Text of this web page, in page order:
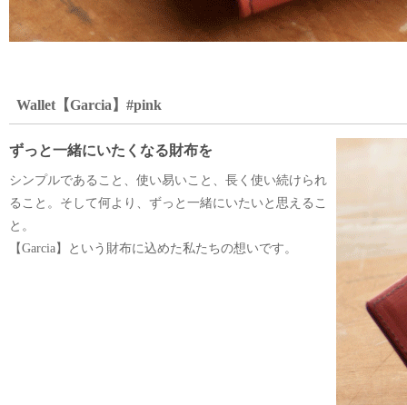
Wallet【Garcia】#pink
ずっと一緒にいたくなる財布を
シンプルであること、使い易いこと、長く使い続けられ
ること。そして何より、ずっと一緒にいたいと思えるこ
と。
【Garcia】という財布に込めた私たちの想いです。